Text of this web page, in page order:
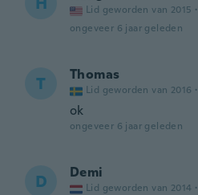
Lid geworden van 2015 ·
ongeveer 6 jaar geleden
T Thomas
Lid geworden van 2016 ·
ok
ongeveer 6 jaar geleden
D Demi
Lid geworden van 2014 ·